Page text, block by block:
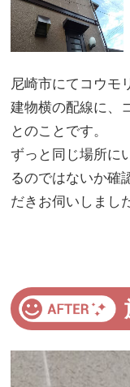
尼崎市にてコウモ
建物横の配線に、
とのことです。
ずっと同じ場所に
るのではないか確
だきお伺いしまし